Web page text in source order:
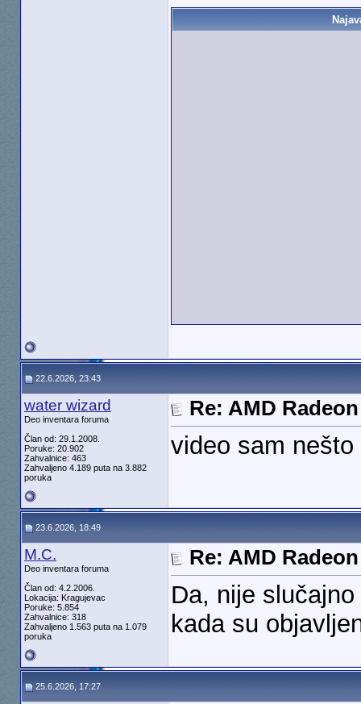
22.6.2026, 23:43
water wizard
Deo inventara foruma
Član od: 29.1.2008.
Poruke: 20.902
Zahvalnice: 463
Zahvaljeno 4.189 puta na 3.882
poruka
Re: AMD
video sam
23.6.2026, 18:49
M.C.
Deo inventara foruma
Član od: 4.2.2006.
Lokacija: Kragujevac
Poruke: 5.854
Zahvalnice: 318
Zahvaljeno 1.563 puta na 1.079
poruka
Re: AMD
Da, nije
kada su
25.6.2026, 17:27